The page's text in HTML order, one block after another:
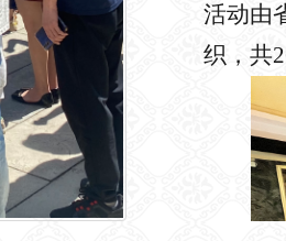
活动由
织 ，共